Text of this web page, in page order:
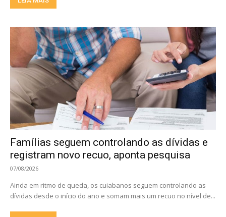
Famílias seguem controlando as dívidas e
registram novo recuo, aponta pesquisa
07/08/2026
Ainda em ritmo de queda, os cuiabanos seguem controlando as
dívidas desde o início do ano e somam mais um recuo no nível de...